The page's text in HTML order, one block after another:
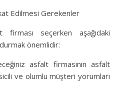
Edilmesi Gerekenler
seçerken aşağıdaki
önemlidir:
asfalt firmasının asfalt
ve olumlu müşteri yorumları